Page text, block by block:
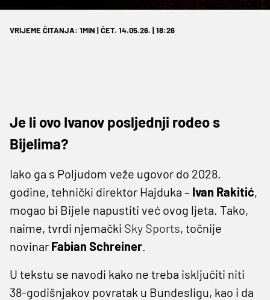
VRIJEME ČITANJA: 1MIN | ČET. 14.05.26. | 18:26
Je li ovo Ivanov posljednji rodeo s
Bijelima?
Iako ga s Poljudom veže ugovor do 2028.
godine, tehnički direktor Hajduka – Ivan Rakitić,
mogao bi Bijele napustiti već ovog ljeta. Tako,
naime, tvrdi njemački Sky Sports, točnije
novinar Fabian Schreiner.
U tekstu se navodi kako ne treba isključiti niti
38-godišnjakov povratak u Bundesligu, kao i da